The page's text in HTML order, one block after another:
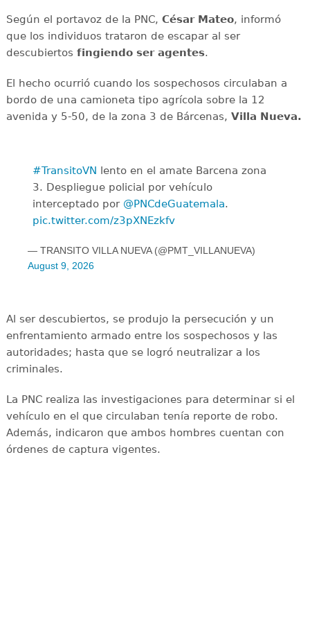
Según el portavoz de la PNC, César Mateo, informó
que los individuos trataron de escapar al ser
descubiertos fingiendo ser agentes.
El hecho ocurrió cuando los sospechosos circulaban a
bordo de una camioneta tipo agrícola sobre la 12
avenida y 5-50, de la zona 3 de Bárcenas, Villa Nueva.
#TransitoVN
lento en el amate Barcena zona
3. Despliegue policial por vehículo
interceptado por @PNCdeGuatemala.
pic.twitter.com/z3pXNEzkfv
— TRANSITO VILLA NUEVA (@PMT_VILLANUEVA)
August 9, 2026
Al ser descubiertos, se produjo la persecución y un
enfrentamiento armado entre los sospechosos y las
autoridades; hasta que se logró neutralizar a los
criminales.
La PNC realiza las investigaciones para determinar si el
vehículo en el que circulaban tenía reporte de robo.
Además, indicaron que ambos hombres cuentan con
órdenes de captura vigentes.